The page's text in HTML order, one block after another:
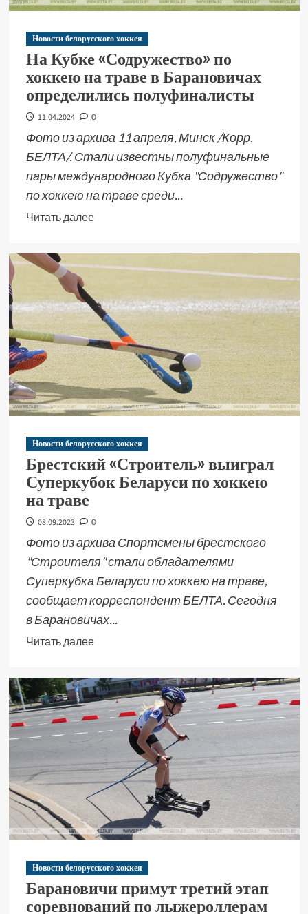
Новости белорусского хоккея
На Кубке «Содружество» по
хоккею на траве в Барановичах
определились полуфиналисты
11.04.2024 0
Фото из архива 11 апреля, Минск /Корр.
БЕЛТА/. Стали известны полуфинальные
пары международного Кубка "Содружество"
по хоккею на траве среди...
Читать далее
Новости белорусского хоккея
Брестский «Строитель» выиграл
Суперкубок Беларуси по хоккею
на траве
08.09.2023 0
Фото из архива Спортсмены брестского
"Строителя" стали обладателями
Суперкубка Беларуси по хоккею на траве,
сообщает корреспондент БЕЛТА. Сегодня
в Барановичах...
Читать далее
Новости белорусского хоккея
Барановичи примут третий этап
соревнований по лыжероллерам